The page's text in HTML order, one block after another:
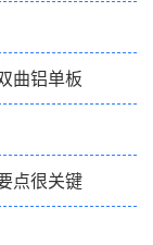
曲铝单板
点很关键